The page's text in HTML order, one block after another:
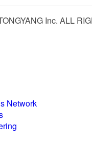
Inc. ALL
Network